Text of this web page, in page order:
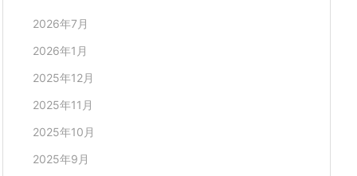
2026年7月
2026年1月
2025年12月
2025年11月
2025年10月
2025年9月